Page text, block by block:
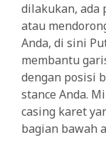
dilakukan, ada
atau
Anda, di sini
membantu
dengan posisi
stance Anda.
casing karet
bagian bawah